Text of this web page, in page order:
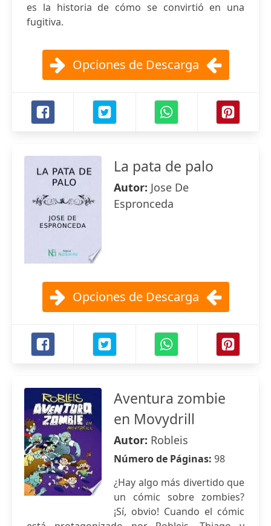
es la historia de cómo se convirtió en una
fugitiva.
Opciones de Descarga
La pata de palo
Autor: Jose De
Espronceda
Opciones de Descarga
Aventura zombie
en Movydrill
Autor: Robleis
Número de Páginas: 98
¿Hay algo más divertido que
un cómic sobre zombies?
¡Sí, obvio! Cuando el cómic